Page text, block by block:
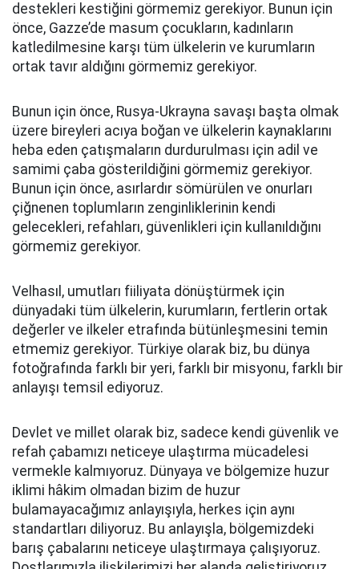
destekleri kestiğini görmemiz gerekiyor. Bunun için
önce, Gazze’de masum çocukların, kadınların
katledilmesine karşı tüm ülkelerin ve kurumların
ortak tavır aldığını görmemiz gerekiyor.
Bunun için önce, Rusya-Ukrayna savaşı başta olmak
üzere bireyleri acıya boğan ve ülkelerin kaynaklarını
heba eden çatışmaların durdurulması için adil ve
samimi çaba gösterildiğini görmemiz gerekiyor.
Bunun için önce, asırlardır sömürülen ve onurları
çiğnenen toplumların zenginliklerinin kendi
gelecekleri, refahları, güvenlikleri için kullanıldığını
görmemiz gerekiyor.
Velhasıl, umutları fiiliyata dönüştürmek için
dünyadaki tüm ülkelerin, kurumların, fertlerin ortak
değerler ve ilkeler etrafında bütünleşmesini temin
etmemiz gerekiyor. Türkiye olarak biz, bu dünya
fotoğrafında farklı bir yeri, farklı bir misyonu, farklı bir
anlayışı temsil ediyoruz.
Devlet ve millet olarak biz, sadece kendi güvenlik ve
refah çabamızı neticeye ulaştırma mücadelesi
vermekle kalmıyoruz. Dünyaya ve bölgemize huzur
iklimi hâkim olmadan bizim de huzur
bulamayacağımız anlayışıyla, herkes için aynı
standartları diliyoruz. Bu anlayışla, bölgemizdeki
barış çabalarını neticeye ulaştırmaya çalışıyoruz.